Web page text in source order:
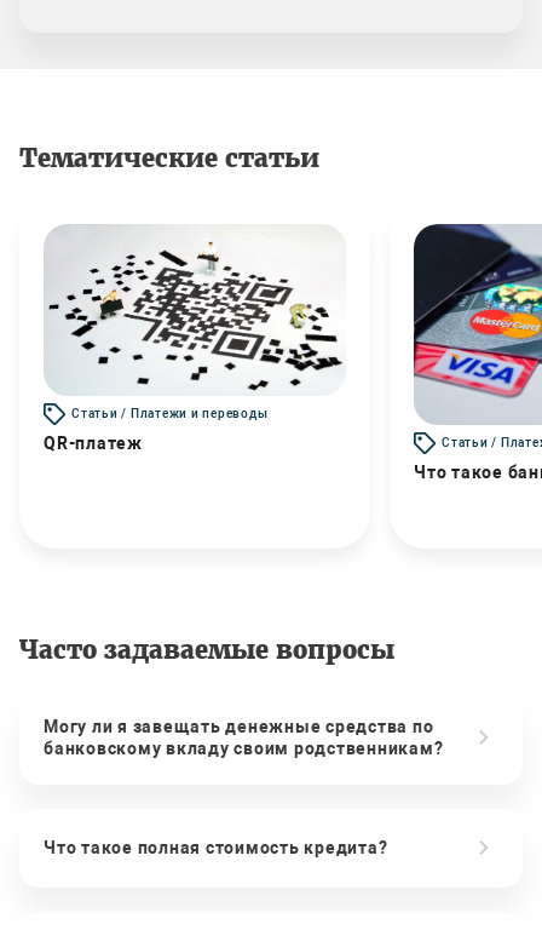
Тематические статьи
Статьи / Платежи и переводы
QR-платеж Статьи /
Что такое
Часто задаваемые вопросы
Могу ли я завещать денежные средства по
банковскому вкладу своим родственникам?
Что такое полная стоимость кредита?